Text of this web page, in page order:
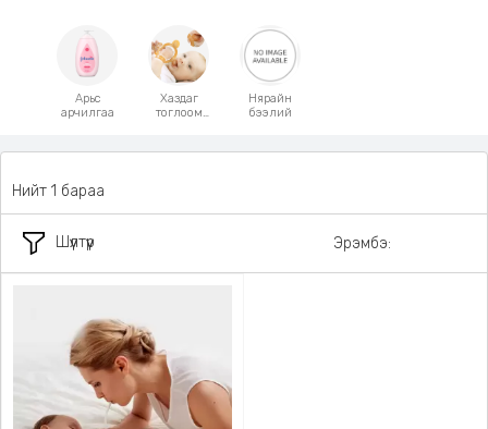
бүрдэл
Арьс
арчилгаа
Хаздаг
тоглоом
гаргагч/
Нярайн
бээлий
Шүүлтүүр
Нийт 1 бараа
Эрэмбэ: